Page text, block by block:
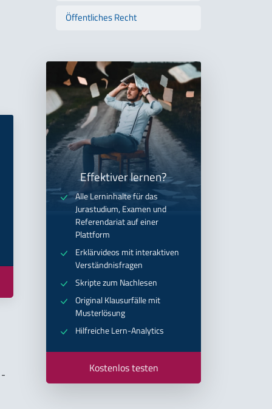
Öffentliches Recht
Effektiver lernen?
Alle Lerninhalte für das
Jurastudium, Examen und
Referendariat auf einer
Plattform
Erklärvideos mit interaktiven
Verständnisfragen
Skripte zum Nachlesen
Original Klausurfälle mit
Musterlösung
Hilfreiche Lern-Analytics
Kostenlos testen